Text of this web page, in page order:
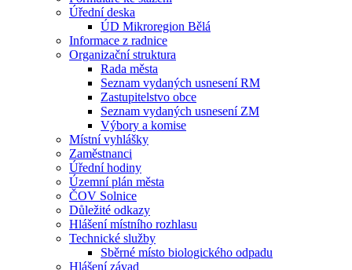
Úřední deska
ÚD Mikroregion Bělá
Informace z radnice
Organizační struktura
Rada města
Seznam vydaných usnesení RM
Zastupitelstvo obce
Seznam vydaných usnesení ZM
Výbory a komise
Místní vyhlášky
Zaměstnanci
Úřední hodiny
Územní plán města
ČOV Solnice
Důležité odkazy
Hlášení místního rozhlasu
Technické služby
Sběrné místo biologického odpadu
Hlášení závad